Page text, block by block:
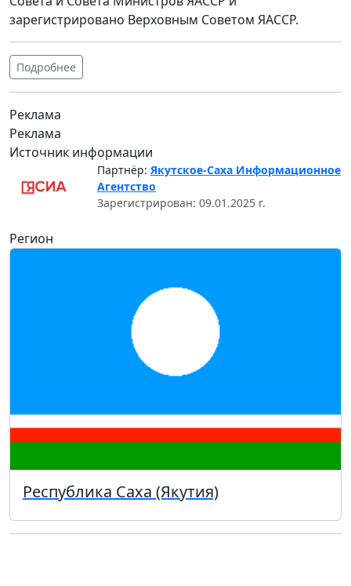
зарегистрировано Верховным Советом ЯАССР.
Подробнее
Реклама
Реклама
Источник информации
Партнёр: Якутское-Саха Информационное
Агентство
Зарегистрирован: 09.01.2025 г.
Регион
Республика Саха (Якутия)